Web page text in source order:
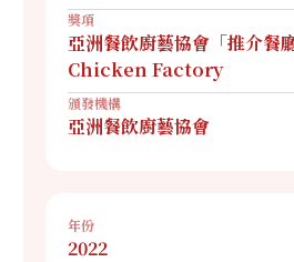
獎項
亞洲餐飲廚藝協會「推介餐
Chicken Factory
頒發機構
亞洲餐飲廚藝協會
年份
2022